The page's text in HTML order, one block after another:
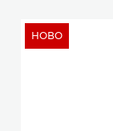
НОВО